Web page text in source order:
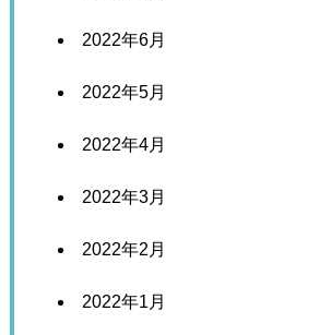
2022年6月
2022年5月
2022年4月
2022年3月
2022年2月
2022年1月